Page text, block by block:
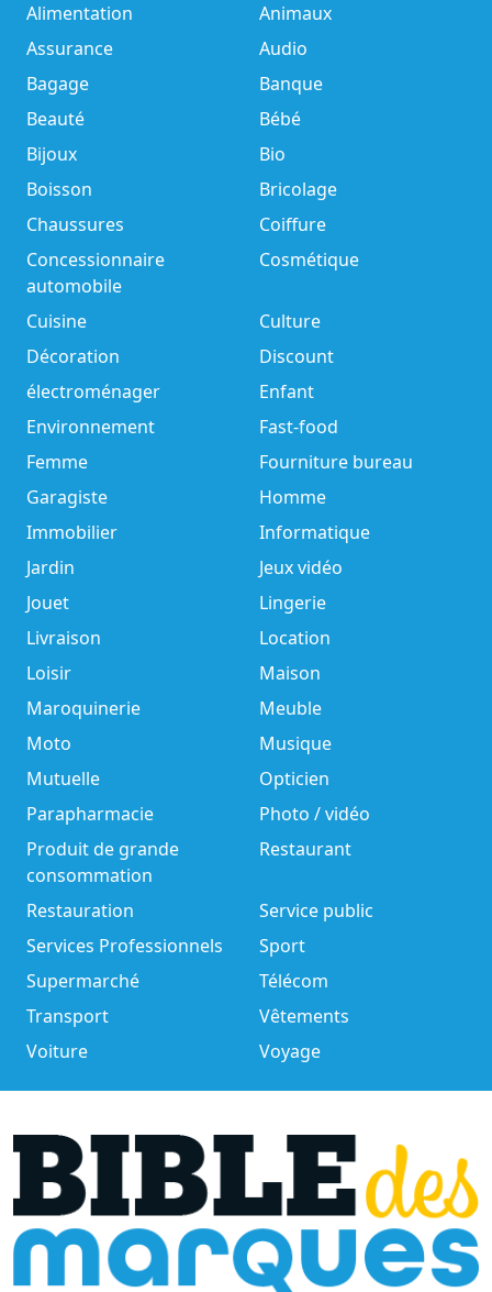
Alimentation
Animaux
Assurance
Audio
Bagage
Banque
Beauté
Bébé
Bijoux
Bio
Boisson
Bricolage
Chaussures
Coiffure
Concessionnaire
automobile
Cosmétique
Cuisine
Culture
Décoration
Discount
électroménager
Enfant
Environnement
Fast-food
Femme
Fourniture bureau
Garagiste
Homme
Immobilier
Informatique
Jardin
Jeux vidéo
Jouet
Lingerie
Livraison
Location
Loisir
Maison
Maroquinerie
Meuble
Moto
Musique
Mutuelle
Opticien
Parapharmacie
Photo / vidéo
Produit de grande
consommation
Restaurant
Restauration
Service public
Services Professionnels
Sport
Supermarché
Télécom
Transport
Vêtements
Voiture
Voyage